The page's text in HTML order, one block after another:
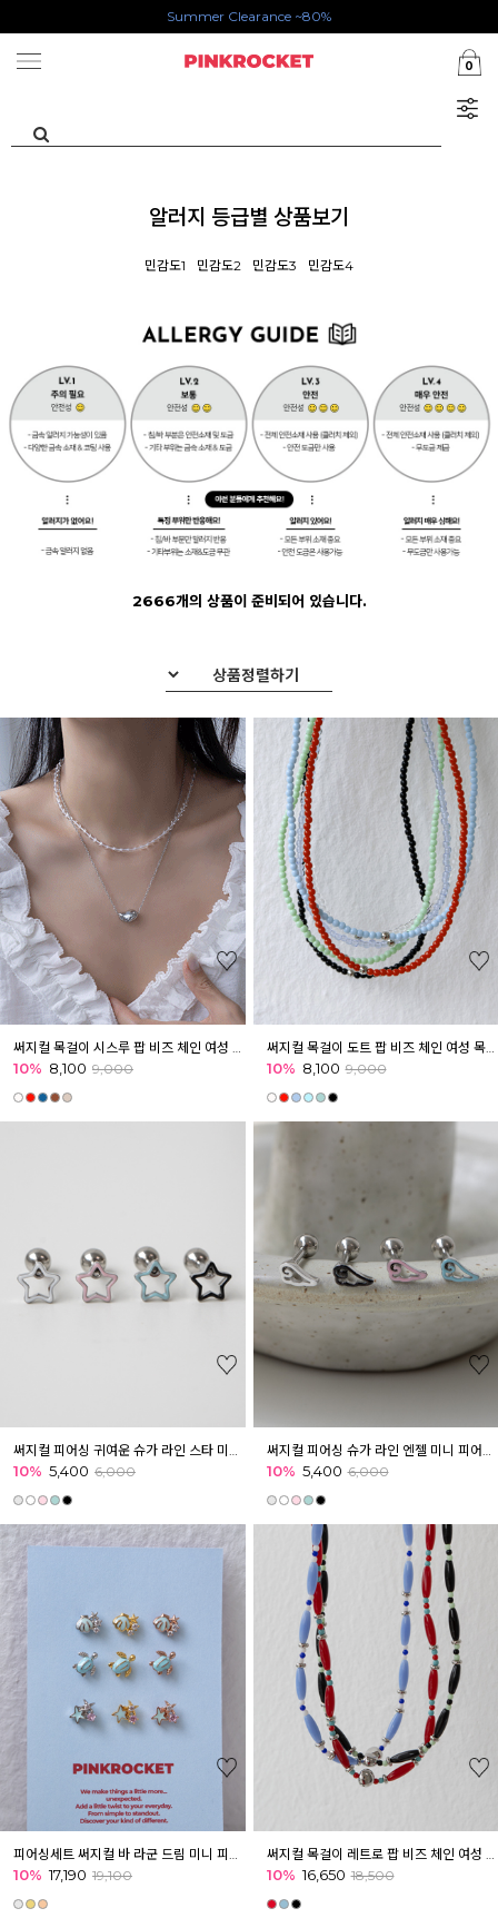
Summer Clearance ~80%
0
알러지 등급별 상품보기
민감도1 민감도2 민감도3 민감도4
2666개의 상품이 준비되어 있습니다.
10% 8,100 9,000
써지컬 목걸이 도트 팝 비즈 체인 여성 목걸이 레이어드
10% 8,100 9,000
써지컬 피어싱 귀여운 슈가 라인 스타 미니 피어싱 귓볼 아웃컨츠 귓바퀴
10% 5,400 6,000
써지컬 피어싱 슈가 라인 엔젤 미니 피어싱 귓볼 아웃컨츠 귓바퀴 키치
10% 5,400 6,000
피어싱세트 써지컬 바 라군 드림 미니 피어싱 [3개] 마린
10% 17,190 19,100
써지컬 목걸이 레트로 팝 비즈 체인 여성 목걸이
10% 16,650 18,500